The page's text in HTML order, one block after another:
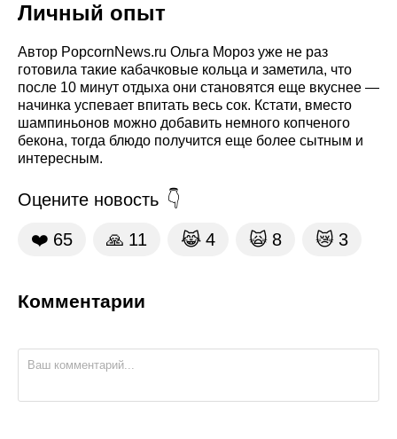
Личный опыт
Автор PopcornNews.ru Ольга Мороз уже не раз
готовила такие кабачковые кольца и заметила, что
после 10 минут отдыха они становятся еще вкуснее —
начинка успевает впитать весь сок. Кстати, вместо
шампиньонов можно добавить немного копченого
бекона, тогда блюдо получится еще более сытным и
интересным.
Оцените новость
❤️ 65 🙏 11 😹 4 🙀 8 😿 3
Комментарии